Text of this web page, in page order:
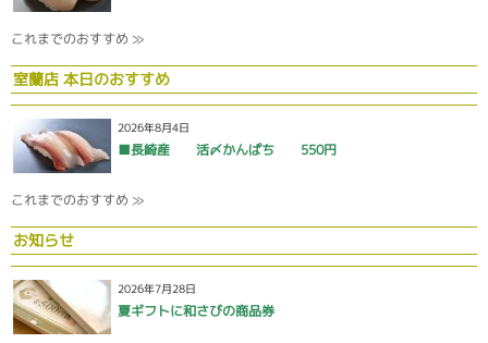
これまでのおすすめ ≫
室蘭店 本日のおすすめ
2026年8月4日
■長崎産 活〆かんぱち 550円
これまでのおすすめ ≫
お知らせ
2026年7月28日
夏ギフトに和さびの商品券